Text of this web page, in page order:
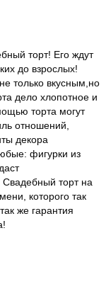
торт! Его ждут
до взрослых!
только вкусным,но
дело хлопотное и
торта могут
отношений,
декора
фигурки из
Свадебный торт на
которого так
же гарантия